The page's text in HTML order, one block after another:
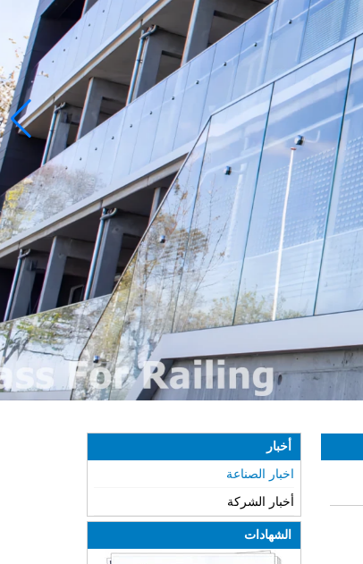
أخبار
اخبار الصناعة
أخبار الشركة
الشهادات